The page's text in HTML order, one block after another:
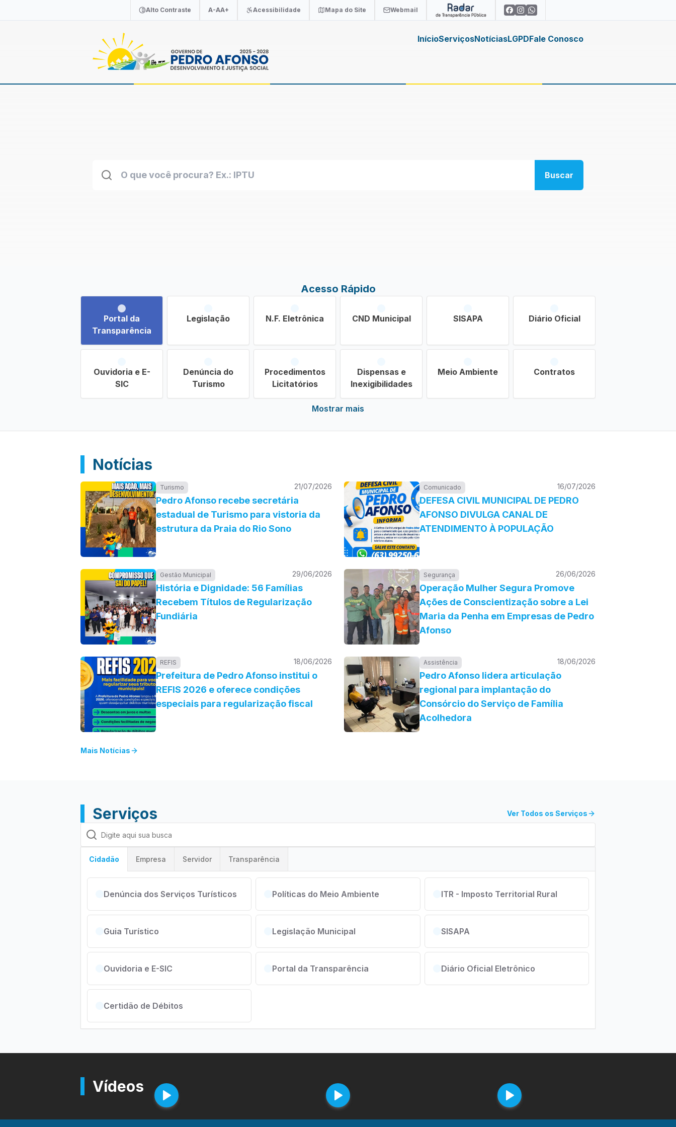
Alto Contraste A-AA+ Acessibilidade Mapa do Site Webmail
InícioServiçosNotíciasLGPDFale Conosco
Buscar
Acesso Rápido
Portal da
Transparência
Legislação N.F. Eletrônica CND Municipal SISAPA Diário Oficial
Ouvidoria e E-
SIC
Denúncia do
Turismo
Procedimentos
Licitatórios
Dispensas e
Inexigibilidades
Meio Ambiente Contratos
Mostrar mais
Notícias
Turismo 21/07/2026
Pedro Afonso recebe secretária
estadual de Turismo para vistoria da
estrutura da Praia do Rio Sono
Comunicado 16/07/2026
DEFESA CIVIL MUNICIPAL DE PEDRO
AFONSO DIVULGA CANAL DE
ATENDIMENTO À POPULAÇÃO
Gestão Municipal 29/06/2026
História e Dignidade: 56 Famílias
Recebem Títulos de Regularização
Fundiária
Segurança 26/06/2026
Operação Mulher Segura Promove
Ações de Conscientização sobre a Lei
Maria da Penha em Empresas de Pedro
Afonso
REFIS 18/06/2026
Prefeitura de Pedro Afonso institui o
REFIS 2026 e oferece condições
especiais para regularização fiscal
Assistência 18/06/2026
Pedro Afonso lidera articulação
regional para implantação do
Consórcio do Serviço de Família
Acolhedora
Mais Notícias
Serviços Ver Todos os Serviços
Cidadão Empresa Servidor Transparência
Denúncia dos Serviços Turísticos Políticas do Meio Ambiente ITR - Imposto Territorial Rural
Guia Turístico Legislação Municipal SISAPA
Ouvidoria e E-SIC Portal da Transparência Diário Oficial Eletrônico
Certidão de Débitos
Vídeos